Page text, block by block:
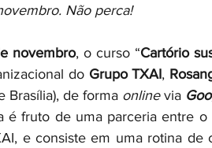
Não perca!
novembro, o curso “Cartório
do Grupo TXAI,
Brasília), de forma online via
é fruto de uma parceria entre o
e consiste em uma rotina de